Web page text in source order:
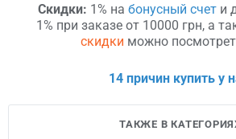
Скидки: 1% на бонусный счет и
1% при заказе от 10000 грн, а
скидки можно
14 причин купить у
ТАКЖЕ В